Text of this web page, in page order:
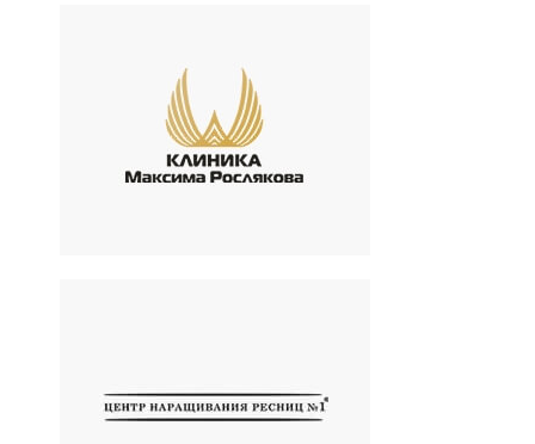
«Клиника Максима
Рослякова»
Клиника косметологии и
пластической хирургии
ресниц № 1»